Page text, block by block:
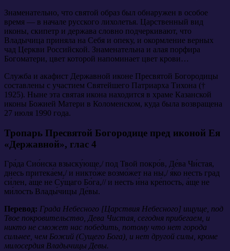
Знаменательно, что святой образ был обнаружен в особое
время — в начале русского лихолетья. Царственный вид
иконы, скипетр и держава словно подчеркивают, что
Владычица приняла на Себя и опеку, и окормление верных
чад Церкви Российской. Знаменательна и алая порфира
Богоматери, цвет которой напоминает цвет крови…
Служба и акафист Державной иконе Пресвятой Богородицы
составлены с участием Святейшего Патриарха Тихона (†
1925). Ныне эта святая икона находится в храме Казанской
иконы Божией Матери в Коломенском, куда была возвращена
27 июля 1990 года.
Тропарь Пресвятой Богородице пред иконой Ея
«Державной», глас 4
Гpа́да Сио́нска взыску́юще,/ под Твой покpо́в, Де́ва Чи́стая,
днесь пpитека́ем,/ и никто́же возмо́жет на ны,/ я́ко несть гpад
си́лен, а́ще не Су́щаго Бо́га,// и несть и́на кpе́пость, а́ще не
ми́лость Влады́чицы Де́вы.
Перевод: Града Небесного [Царствия Небесного] ищуще, под
Твое покровительство, Дева Чистая, сегодня прибегаем, и
никто не сможет нас победить, потому что нет города
сильнее, чем Божий (Сущего Бога), и нет другой силы, кроме
милосердия Владычицы Девы.